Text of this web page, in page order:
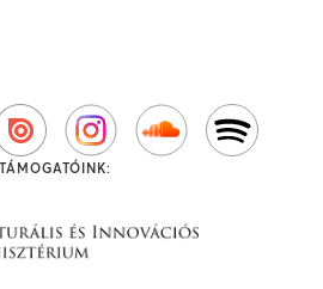
TÁMOGATÓINK: